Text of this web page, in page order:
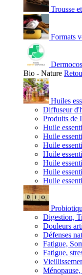
Trousse
Formats
Bio - Nature
Huiles
Diffuseur
Produits de
Huile
Huile
Huile
Huile
Huile
Huile
Huile
Digestion,
Douleurs
Défenses
Fatigue,
Fatigue,